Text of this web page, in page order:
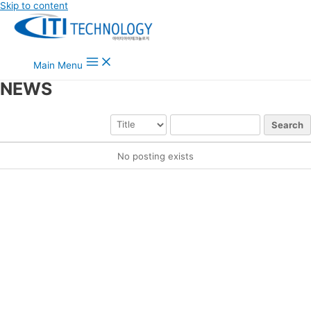
Skip to content
Main Menu
NEWS
Search
No posting exists